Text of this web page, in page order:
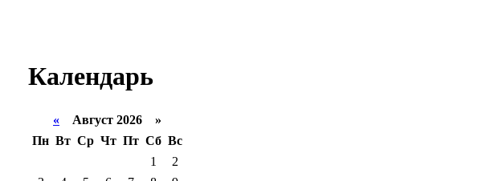
Календарь
« Август 2026 »
Пн Вт Ср Чт Пт Сб Вс
1
2